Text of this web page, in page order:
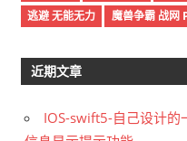
逃避 无能无力
魔兽争霸 战网
近期文章
IOS-swift5-自己设计的